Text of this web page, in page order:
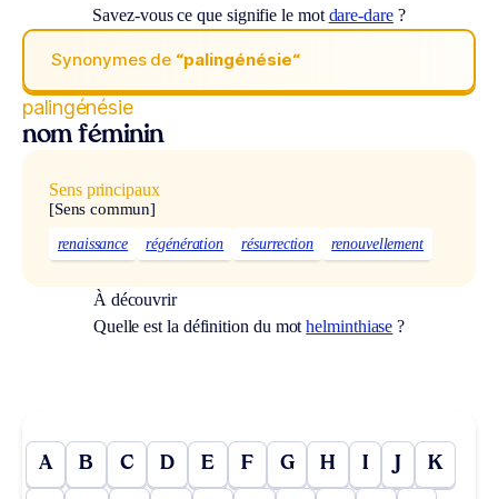
Savez-vous ce que signifie le mot dare-dare?
Synonymes de “palingénésie“
palingénésie
nom féminin
Sens principaux
[Sens commun]
renaissance régénération résurrection renouvellement
À découvrir
Quelle est la définition du mothelminthiase ?
A B C D E F G H I J K